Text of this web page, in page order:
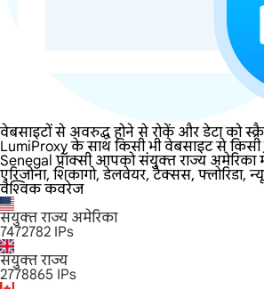
वेबसाइटों से अवरुद्ध होने से रोकें और डेटा को
LumiProxy के साथ किसी भी वेबसाइट से किसी
Senegal प्रॉक्सी आपको संयुक्त राज्य
एरिजोना, शिकागो, डेलवेयर, टेक्सस, फ्लोरिडा,
वैश्विक कवरेज
संयुक्त राज्य अमेरिका
7472782 IPs
संयुक्त राज्य
2778865 IPs